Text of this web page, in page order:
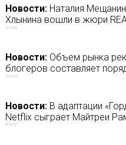
Новости:Наталия
Хлынина вошли в жюри
26/07/2022
Новости:Объем рынка
блогеров составляет
15/03/2018
Новости:В адаптации
Netflix сыграет Майтреи
05/06/2021